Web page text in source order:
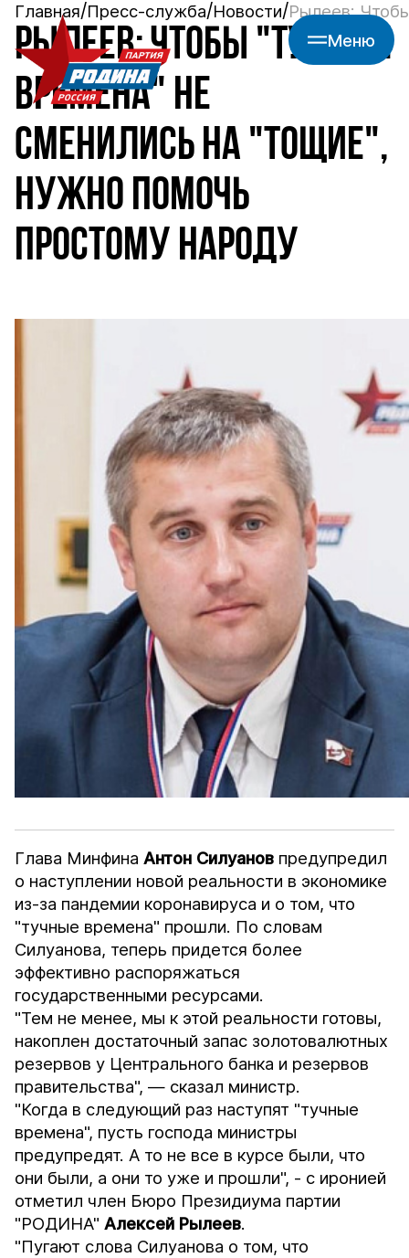
Меню
Главная Пресс-служба Новости Рылеев:
РЫЛЕЕВ: ЧТОБЫ "ТУЧНЫЕ
ВРЕМЕНА" НЕ
СМЕНИЛИСЬ НА "ТОЩИЕ",
НУЖНО ПОМОЧЬ
ПРОСТОМУ НАРОДУ
Глава МинфинаАнтон Силуанов предупредил
о наступлении новой реальности в экономике
из-за пандемии коронавируса и о том, что
"тучные времена" прошли. По словам
Силуанова, теперь придется более
эффективно распоряжаться
государственными ресурсами.
"Тем не менее, мы к этой реальности готовы,
накоплен достаточный запас золотовалютных
резервов у Центрального банка и резервов
правительства", — сказал министр.
"Когда в следующий раз наступят "тучные
времена", пусть господа министры
предупредят. А то не все в курсе были, что
они были, а они то уже и прошли", - с иронией
отметил член Бюро Президиума партии
"РОДИНА"Алексей Рылеев.
"Пугают слова Силуанова о том, что